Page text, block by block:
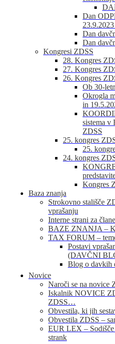
Dan
Dan
Dan
Kongresi ZDSS
28. Kongres
27. Kongres
26. Kongres
Ob 30-
Okrogla
in
sistema
ZDSS
25. kongres
25.
24. kongres
Kongres
Baza znanja
Strokovno stališče
vprašanju
Interne strani za
BAZE ZNANJA –
TAX FORUM –
Postavi
(DAVČNI
Blog o davkih
Novice
Naroči se na novice
Iskalnik NOVICE
ZDSS…
Obvestila, ki jih
Obvestila ZDSS –
EUR LEX –
strank